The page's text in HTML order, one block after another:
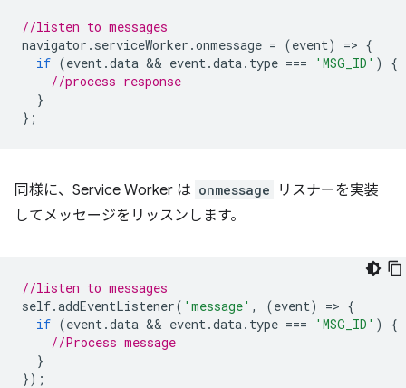
//listen to messages
navigator . serviceWorker .onmessage = (event) => {
if (event.data && event.data. type === 'MSG_ID' )
{
//process response
}
};
同様に、Service Worker は onmessage
リスナーを実装
してメッセージをリッスンします。
//listen to messages
self.addEventListener( 'message' , (event) => {
if (event.data && event.data. type === 'MSG_ID' )
{
//Process message
}
});